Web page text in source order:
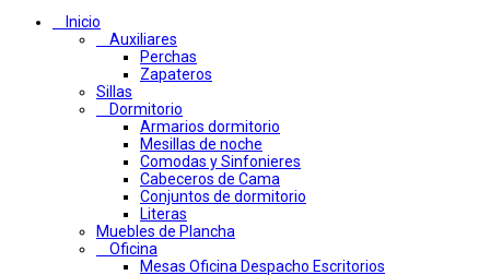
Inicio
Auxiliares
Perchas
Zapateros
Sillas
Dormitorio
Armarios dormitorio
Mesillas de noche
Comodas y Sinfonieres
Cabeceros de Cama
Conjuntos de dormitorio
Literas
Muebles de Plancha
Oficina
Mesas Oficina Despacho Escritorios